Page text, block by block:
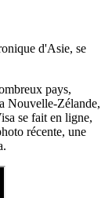
d'Asie, se
pays,
Nouvelle-Zélande,
se fait en ligne,
récente, une